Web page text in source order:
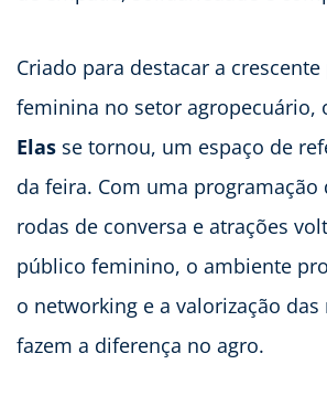
Criado para destacar a
feminina no setor agropecuário,
Elas se tornou, um espaço de
da feira. Com uma programação
rodas de conversa e atrações
público feminino, o ambiente
o networking e a valorização
fazem a diferença no agro.